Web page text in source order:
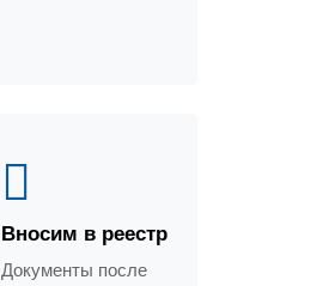
Вносим в реестр
Документы после